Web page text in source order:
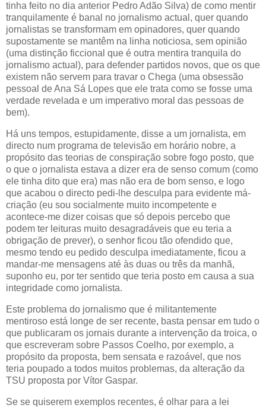
tinha feito no dia anterior Pedro Adão Silva) de como mentir
tranquilamente é banal no jornalismo actual, quer quando
jornalistas se transformam em opinadores, quer quando
supostamente se mantêm na linha noticiosa, sem opinião
(uma distinção ficcional que é outra mentira tranquila do
jornalismo actual), para defender partidos novos, que os que
existem não servem para travar o Chega (uma obsessão
pessoal de Ana Sá Lopes que ele trata como se fosse uma
verdade revelada e um imperativo moral das pessoas de
bem).
Há uns tempos, estupidamente, disse a um jornalista, em
directo num programa de televisão em horário nobre, a
propósito das teorias de conspiração sobre fogo posto, que
o que o jornalista estava a dizer era de senso comum (como
ele tinha dito que era) mas não era de bom senso, e logo
que acabou o directo pedi-lhe desculpa para evidente má-
criação (eu sou socialmente muito incompetente e
acontece-me dizer coisas que só depois percebo que
podem ter leituras muito desagradáveis que eu teria a
obrigação de prever), o senhor ficou tão ofendido que,
mesmo tendo eu pedido desculpa imediatamente, ficou a
mandar-me mensagens até às duas ou três da manhã,
suponho eu, por ter sentido que teria posto em causa a sua
integridade como jornalista.
Este problema do jornalismo que é militantemente
mentiroso está longe de ser recente, basta pensar em tudo o
que publicaram os jornais durante a intervenção da troica, o
que escreveram sobre Passos Coelho, por exemplo, a
propósito da proposta, bem sensata e razoável, que nos
teria poupado a todos muitos problemas, da alteração da
TSU proposta por Vítor Gaspar.
Se se quiserem exemplos recentes, é olhar para a lei